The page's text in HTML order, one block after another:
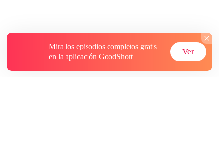
Mira los episodios completos gratis
en la aplicación GoodShort
Ver